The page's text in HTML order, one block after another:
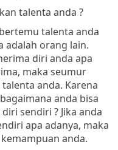
talenta anda ?
talenta anda
adalah orang lain.
diri anda apa
maka seumur
anda. Karena
anda bisa
sendiri ? Jika anda
apa adanya, maka
anda.